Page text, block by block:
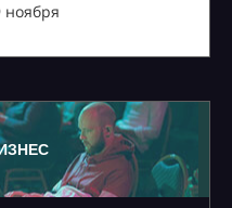
ноября